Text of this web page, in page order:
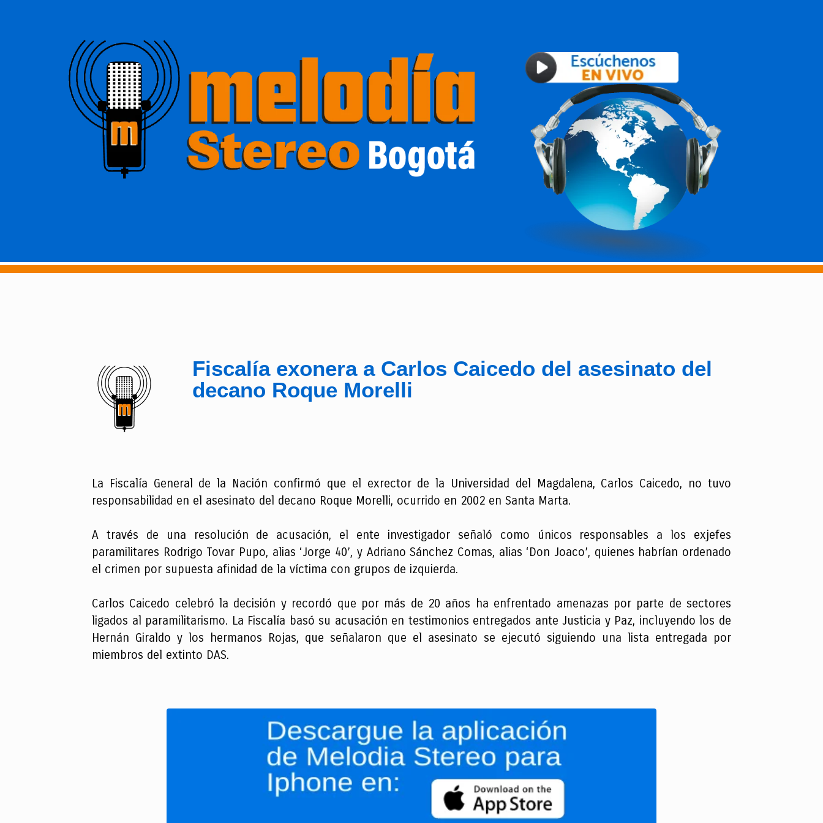
Fiscalía exonera a Carlos Caicedo del asesinato del
decano Roque Morelli
La Fiscalía General de la Nación confirmó que el exrector de la Universidad del Magdalena, Carlos Caicedo, no tuvo
responsabilidad en el asesinato del decano Roque Morelli, ocurrido en 2002 en Santa Marta.
A través de una resolución de acusación, el ente investigador señaló como únicos responsables a los exjefes
paramilitares Rodrigo Tovar Pupo, alias ‘Jorge 40’, y Adriano Sánchez Comas, alias ‘Don Joaco’, quienes habrían ordenado
el crimen por supuesta afinidad de la víctima con grupos de izquierda.
Carlos Caicedo celebró la decisión y recordó que por más de 20 años ha enfrentado amenazas por parte de sectores
ligados al paramilitarismo. La Fiscalía basó su acusación en testimonios entregados ante Justicia y Paz, incluyendo los de
Hernán Giraldo y los hermanos Rojas, que señalaron que el asesinato se ejecutó siguiendo una lista entregada por
miembros del extinto DAS.